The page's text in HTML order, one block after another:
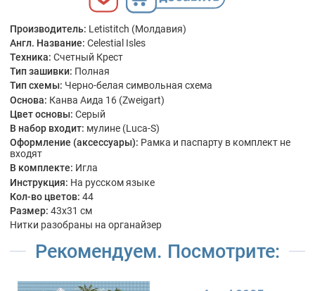
Производитель: Letistitch (Молдавия)
Англ. Название: Celestial Isles
Техника: Счетный Крест
Тип зашивки: Полная
Тип схемы: Черно-белая символьная схема
Основа: Канва Аида 16 (Zweigart)
Цвет основы: Серый
В набор входит: мулине (Luca-S)
Оформление (аксессуары): Рамка и паспарту в комплект не
входят
В комплекте: Игла
Инструкция: На русском языке
Кол-во цветов: 44
Размер: 43x31 см
Нитки разобраны на органайзер
Рекомендуем. Посмотрите: